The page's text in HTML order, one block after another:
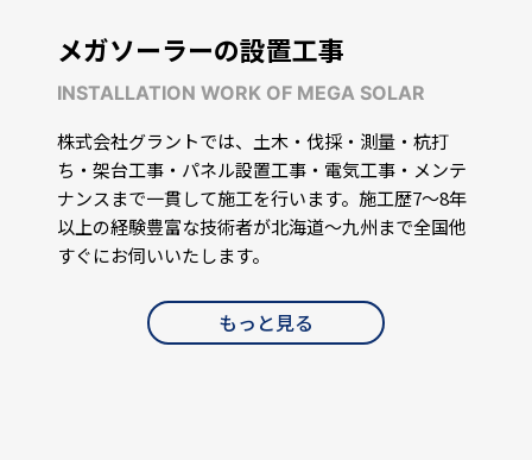
メガソーラーの設置工事
INSTALLATION WORK OF MEGA SOLAR
株式会社グラントでは、土木・伐採・測量・杭打
ち・架台工事・パネル設置工事・電気工事・メンテ
ナンスまで一貫して施工を行います。施工歴7〜8年
以上の経験豊富な技術者が北海道～九州まで全国他
すぐにお伺いいたします。
もっと見る